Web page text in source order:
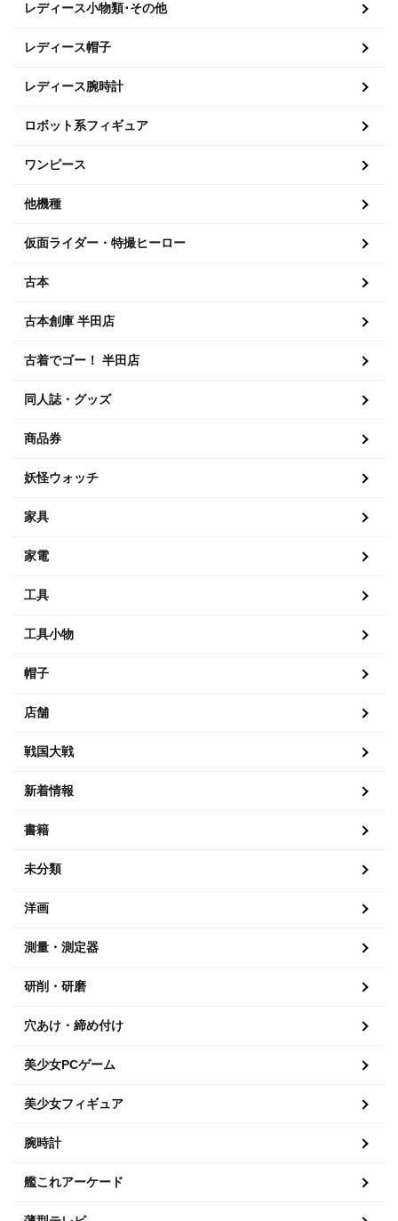
レディース小物類･その他
レディース帽子
レディース腕時計
ロボット系フィギュア
ワンピース
他機種
仮面ライダー・特撮ヒーロー
古本
古本創庫 半田店
古着でゴー！ 半田店
同人誌・グッズ
商品券
妖怪ウォッチ
家具
家電
工具
工具小物
帽子
店舗
戦国大戦
新着情報
書籍
未分類
洋画
測量・測定器
研削・研磨
穴あけ・締め付け
美少女PCゲーム
美少女フィギュア
腕時計
艦これアーケード